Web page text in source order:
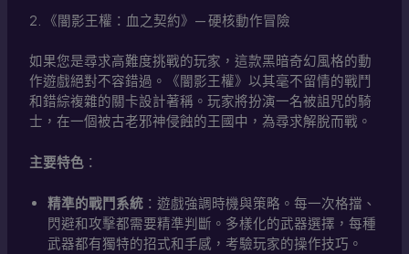
2. 《闇影王權：血之契約》— 硬核動作冒險
如果您是尋求高難度挑戰的玩家，這款黑暗奇幻風格的動
作遊戲絕對不容錯過。《闇影王權》以其毫不留情的戰鬥
和錯綜複雜的關卡設計著稱。玩家將扮演一名被詛咒的騎
士，在一個被古老邪神侵蝕的王國中，為尋求解脫而戰。
主要特色：
精準的戰鬥系統：遊戲強調時機與策略。每一次格擋、
閃避和攻擊都需要精準判斷。多樣化的武器選擇，每種
武器都有獨特的招式和手感，考驗玩家的操作技巧。